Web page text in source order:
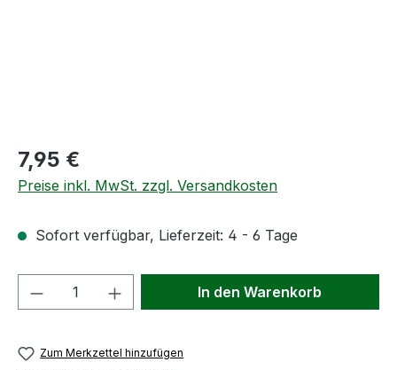
Regulärer Preis:
7,95 €
Preise inkl. MwSt. zzgl. Versandkosten
Sofort verfügbar, Lieferzeit: 4 - 6 Tage
Produkt Anzahl: Gib denIn den Warenkorb
Zum Merkzettel hinzufügen